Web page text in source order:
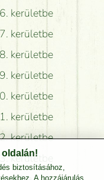
kerületbe
kerületbe
kerületbe
kerületbe
kerületbe
kerületbe
kerületbe
kerületbe
biztosításához,
A hozzájárulás